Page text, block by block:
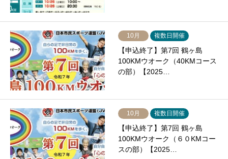
10月 複数日開催
【申込終了】第7回 鶴ヶ島
100KMウオーク（40KMコース
の部）【2025…
10月 複数日開催
【申込終了】第7回 鶴ヶ島
100KMウオーク（６０KMコー
スの部）【2025…